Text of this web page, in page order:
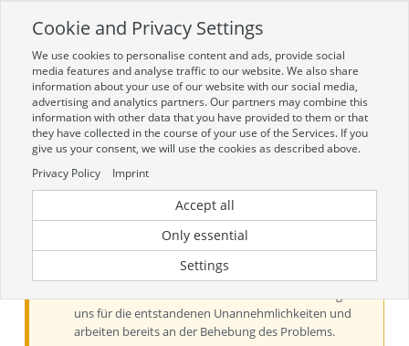
Zur mobilen Kompaktversion (Login erforderlich)
Toggle
navigation
Aktueller Hinweis zur Preis- und
Verfügbarkeitsanzeige
Liebe Kundinnen und Kunden, derzeit kann es bei der
Preis- und Verfügbarkeitsanzeige aus technischen
uns für die entstandenen Unannehmlichkeiten und
arbeiten bereits an der Behebung des Problems.
Cookie and Privacy Settings
We use cookies to personalise content and ads, provide social
media features and analyse traffic to our website. We also share
information about your use of our website with our social media,
advertising and analytics partners. Our partners may combine this
information with other data that you have provided to them or that
they have collected in the course of your use of the Services. If you
give us your consent, we will use the cookies as described above.
Privacy Policy
Imprint
Accept all
Only essential
Settings